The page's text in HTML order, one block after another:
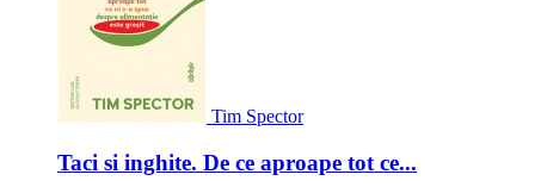
Tim Spector
Taci si inghite. De ce aproape tot ce...